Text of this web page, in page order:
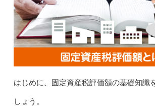
はじめに、固定資産税評価額の基礎知識
しょう。